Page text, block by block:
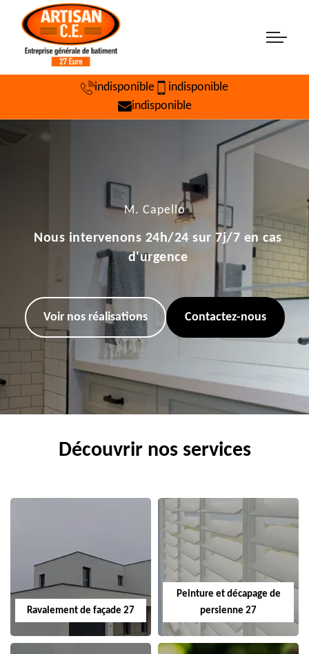
indisponible
indisponible
indisponible
M. Capello
Nous intervenons 24h/24 sur 7j/7 en cas
d'urgence
Voir nos réalisations Contactez-nous
Découvrir nos services
Ravalement de façade 27
Peinture et décapage de
persienne 27